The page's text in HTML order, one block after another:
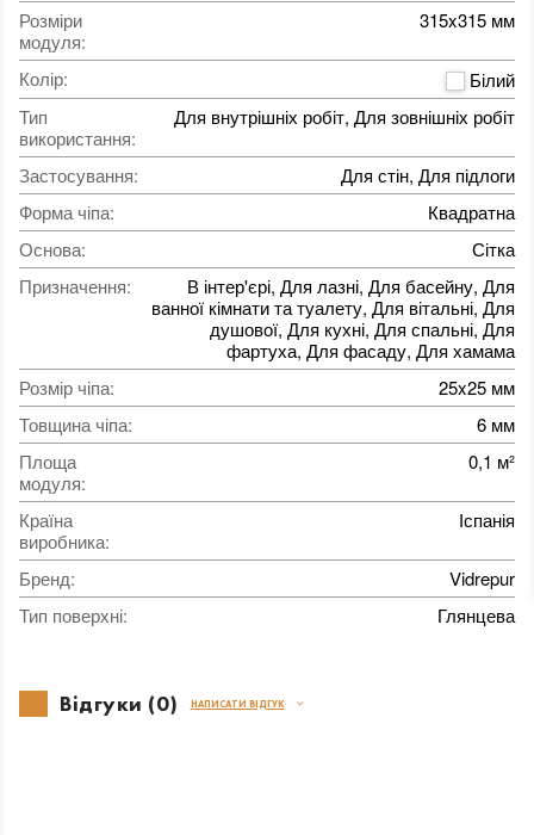
Розміри
модуля:
315x315 мм
Колір:
Білий
Тип
використання:
Для внутрішніх робіт, Для зовнішніх робіт
Застосування:
Для стін, Для підлоги
Форма чіпа:
Квадратна
Основа:
Сітка
Призначення:
В інтер'єрі, Для лазні, Для басейну, Для
ванної кімнати та туалету, Для вітальні, Для
душової, Для кухні, Для спальні, Для
фартуха, Для фасаду, Для хамама
Розмір чіпа:
25x25 мм
Товщина чіпа:
6 мм
Площа
модуля:
0,1 м²
Країна
виробника:
Іспанія
Бренд:
Vidrepur
Тип поверхні: Глянцева
Відгуки (0) НАПИСАТИ ВІДГУК